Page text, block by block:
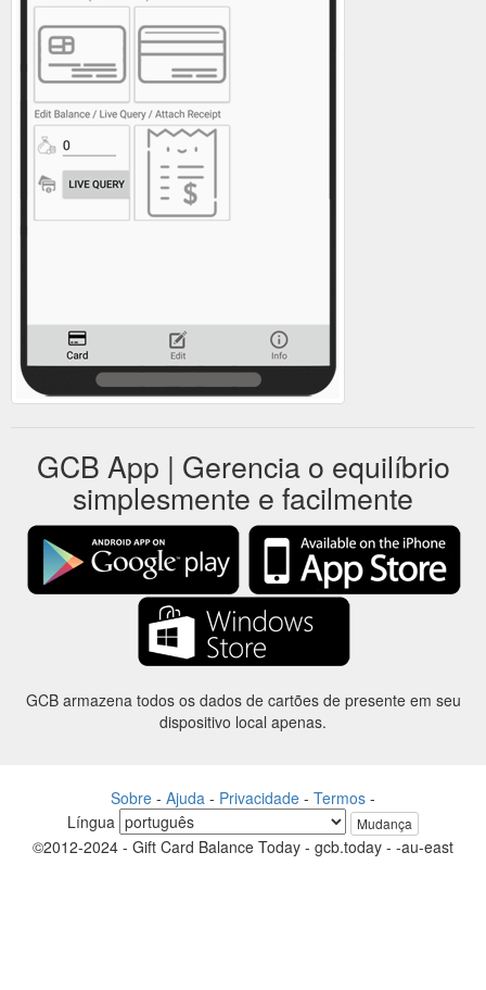
GCB App | Gerencia o equilíbrio
simplesmente e facilmente
GCB armazena todos os dados de cartões de presente em seu
dispositivo local apenas.
Sobre - Ajuda - Privacidade - Termos -
Língua
Mudança
©2012-2024 - Gift Card Balance Today - gcb.today - -au-east